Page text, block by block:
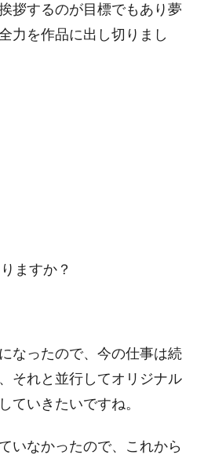
拶するのが目標でもあり夢
力を作品に出し切りまし
ますか？
なったので、今の仕事は続
それと並行してオリジナル
ていきたいですね。
いなかったので、これから